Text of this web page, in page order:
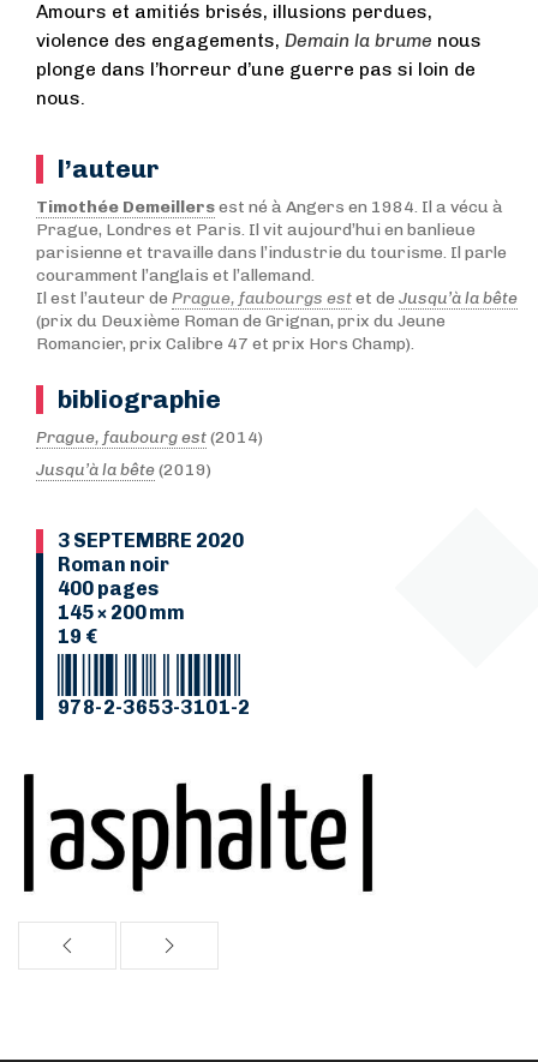
Amours et amitiés brisés, illusions perdues,
violence des engagements, Demain la brume nous
plonge dans l’horreur d’une guerre pas si loin de
nous.
l’auteur
Timothée Demeillersest né à Angers en 1984. Il a vécu à
Prague, Londres et Paris. Il vit aujourd’hui en banlieue
parisienne et travaille dans l’industrie du tourisme. Il parle
couramment l’anglais et l’allemand.
Il est l’auteur de Prague, faubourgs estet de Jusqu’à la bête
(prix du Deuxième Roman de Grignan, prix du Jeune
Romancier, prix Calibre 47 et prix Hors Champ).
bibliographie
Prague, faubourg est(2014)
Jusqu’à la bête(2019)
3 SEPTEMBRE 2020
Roman noir
400 pages
145 × 200 mm
19 €
978-2-3653-3101-2